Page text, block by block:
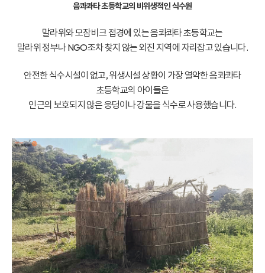
음콰콰타 초등학교의 비위생적인 식수원
말라위와 모잠비크 접경에 있는 음콰콰타 초등학교는
말라위 정부나 NGO조차 찾지 않는 외진 지역에 자리잡고 있습니다.
안전한 식수시설이 없고, 위생시설 상황이 가장 열악한 음콰콰타
초등학교의 아이들은
인근의 보호되지 않은 웅덩이나 강물을 식수로 사용했습니다.